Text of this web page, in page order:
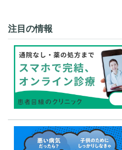
注目の情報